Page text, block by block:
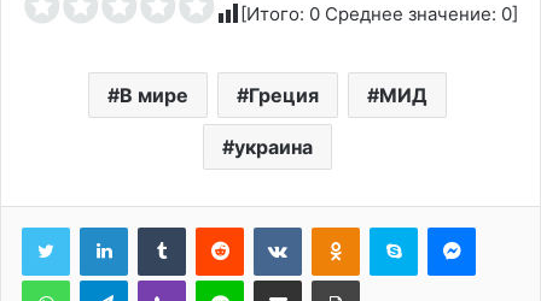
[Итого: 0 Среднее значение: 0]
В мире Греция МИД
украина
Tumblr Reddit ВконтактеОдноклассники
Skype
WhatsAppTelegramViber Line Поделиться через электронную почту Печатать